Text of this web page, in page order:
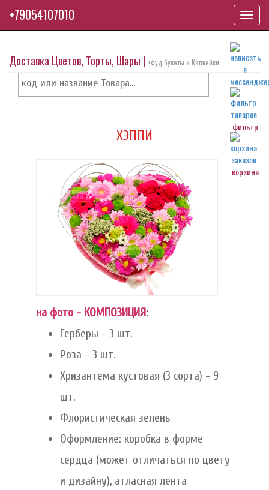
фильтр
корзина
Доставка Цветов, Торты, Шары | +фуд букеты и Капкейки
ХЭППИ
на фото - КОМПОЗИЦИЯ:
Герберы - 3 шт.
Роза - 3 шт.
Хризантема кустовая (3 сорта) - 9
шт.
Флористическая зелень
Оформление: коробка в форме
сердца (может отличаться по цвету
и дизайну), атласная лента
+79054107010